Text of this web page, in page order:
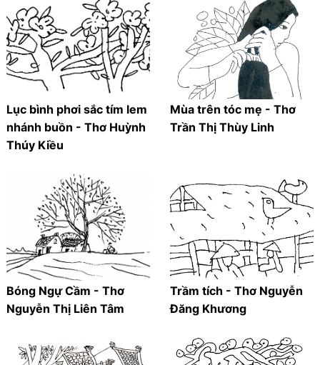
Lục bình phơi sắc tím lem
nhánh buồn - Thơ Huỳnh
Thúy Kiều
Mùa trên tóc mẹ - Thơ
Trần Thị Thùy Linh
Bóng Ngự Cầm - Thơ
Nguyễn Thị Liên Tâm
Trầm tích - Thơ Nguyễn
Đăng Khương